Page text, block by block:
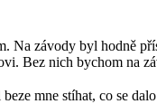
závody byl hodně
Bez nich bychom na
mne stíhat, co se